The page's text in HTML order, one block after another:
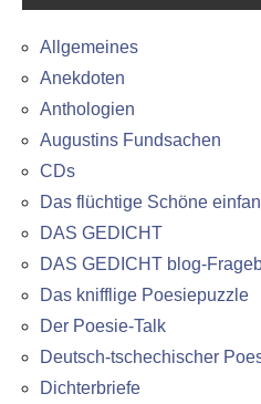
Allgemeines
Anekdoten
Anthologien
Augustins Fundsachen
CDs
Das flüchtige Schöne
DAS GEDICHT
DAS GEDICHT blog-
Das knifflige Poesiepuzzle
Der Poesie-Talk
Deutsch-tschechischer
Dichterbriefe